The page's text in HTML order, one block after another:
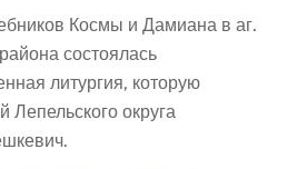
Космы и Дамиана в аг.
состоялась
литургия, которую
Лепельского округа